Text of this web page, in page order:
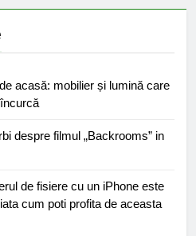
acasă: mobilier și lumină care
despre filmul „Backrooms” in
de fisiere cu un iPhone este
cum poti profita de aceasta